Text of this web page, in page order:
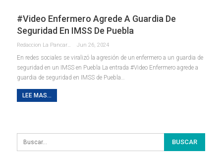
#Video Enfermero Agrede A Guardia De
Seguridad En IMSS De Puebla
Redaccion La Pancarta De Quintana Roo Jun 26, 2024
En redes sociales se viralizó la agresión de un enfermero a un guardia de
seguridad en un IMSS en Puebla La entrada #Video Enfermero agrede a
guardia de seguridad en IMSS de Puebla…
LEE MAS...